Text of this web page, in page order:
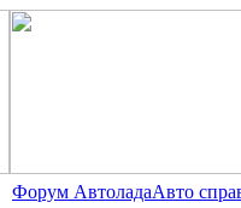
Форум АвтоладаАвто